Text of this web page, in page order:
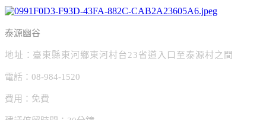
泰源幽谷
地址 ： 臺東縣東河鄉東河村台23省道入口至泰源村之間
電話：08-984-1520
費用：免費